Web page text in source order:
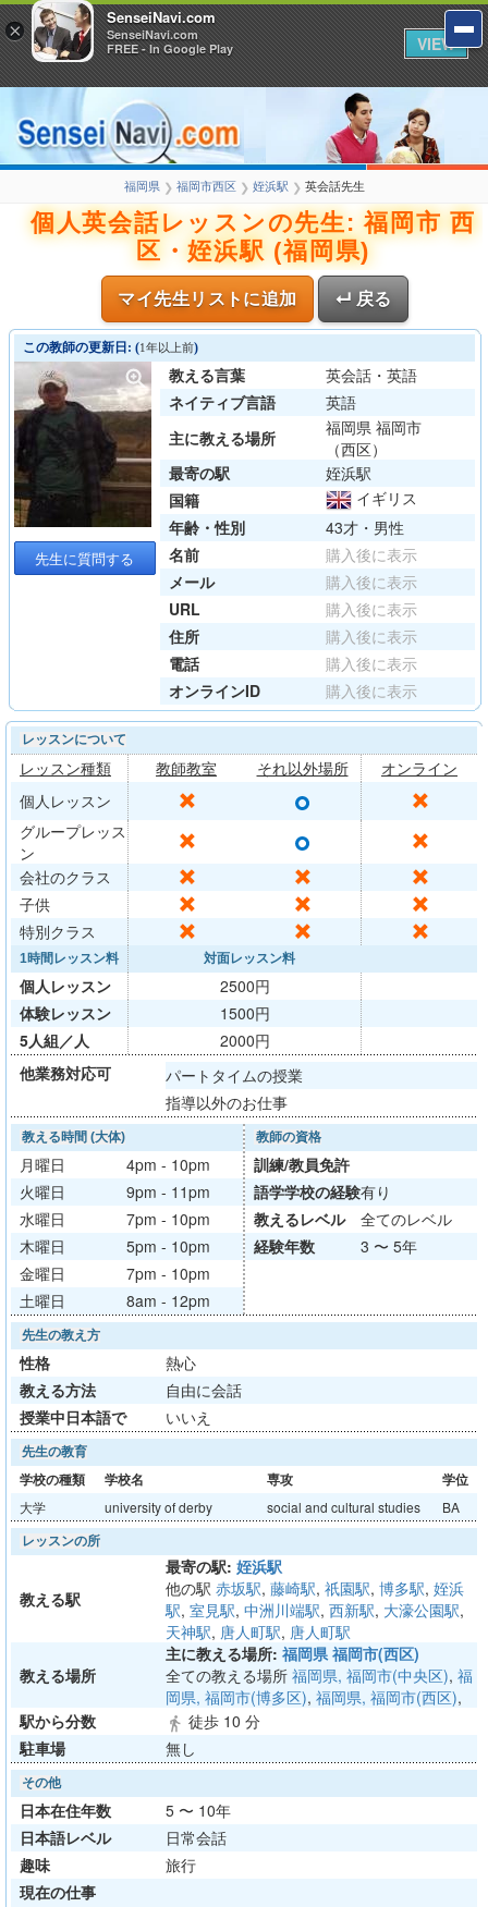
福岡県 ❯ 福岡市西区 ❯ 姪浜駅 ❯ 英会話先生
個人英会話レッスンの先生: 福岡市 西
区・姪浜駅 (福岡県)
マイ先生リストに追加 ↵ 戻る
この教師の更新日: (1年以上前)
先生に質問する
教える言葉
英会話・英語
ネイティブ言語
英語
主に教える場所
福岡県 福岡市
（西区）
最寄の駅
姪浜駅
国籍
イギリス
年齢・性別
43才・男性
名前
購入後に表示
メール
購入後に表示
URL
購入後に表示
住所
購入後に表示
電話
購入後に表示
オンラインID
購入後に表示
レッスンについて
レッスン種類 教師教室 それ以外場所
オンライン
個人レッスン
✕ ○ ✕
グループレッス
ン
✕ ○ ✕
会社のクラス ✕ ✕ ✕
子供 ✕ ✕ ✕
特別クラス ✕ ✕ ✕
1時間レッスン料 対面レッスン料
個人レッスン
2500円
体験レッスン
1500円
5人組／人
2000円
他業務対応可
パートタイムの授業
指導以外のお仕事
教える時間 (大体)
月曜日
4pm - 10pm
火曜日
9pm - 11pm
水曜日
7pm - 10pm
木曜日
5pm - 10pm
金曜日
7pm - 10pm
土曜日
8am - 12pm
教師の資格
訓練/教員免許
語学学校の経験有り
教えるレベル
全てのレベル
経験年数
3 〜 5年
先生の教え方
性格
熱心
教える方法
自由に会話
授業中日本語で
いいえ
先生の教育
学校の種類 学校名 専攻 学位
大学 university of derby social and cultural studies BA
レッスンの所
教える駅
最寄の駅: 姪浜駅
他の駅 赤坂駅, 藤崎駅, 祇園駅, 博多駅, 姪浜
駅, 室見駅, 中洲川端駅, 西新駅, 大濠公園駅,
天神駅, 唐人町駅, 唐人町駅
教える場所
主に教える場所: 福岡県 福岡市(西区)
全ての教える場所 福岡県, 福岡市(中央区), 福
岡県, 福岡市(博多区), 福岡県, 福岡市(西区),
駅から分数
directions_walk 徒歩 10 分
駐車場
無し
その他
日本在住年数
5 〜 10年
日本語レベル
日常会話
趣味
旅行
現在の仕事
×
SenseiNavi.com
SenseiNavi.com
FREE - In Google Play
VIEW